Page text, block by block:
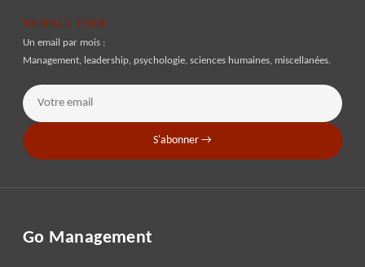
NEWSLETTER
Un email par mois :
Management, leadership, psychologie, sciences humaines, miscellanées.
S'abonner →
Go Management